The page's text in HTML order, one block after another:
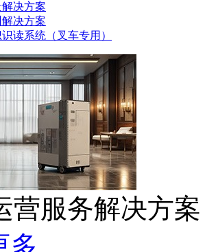
决方案
决方案
读系统（叉车专用）
营服务解决方案
多